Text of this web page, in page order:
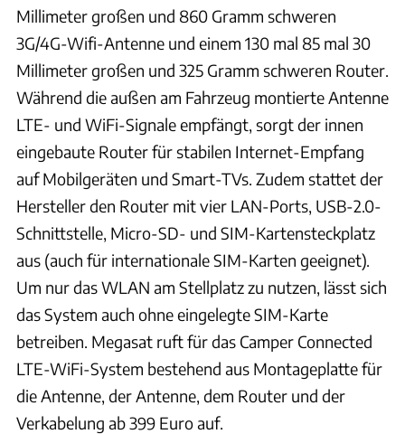
Millimeter großen und 860 Gramm schweren
3G/4G-Wifi-Antenne und einem 130 mal 85 mal 30
Millimeter großen und 325 Gramm schweren Router.
Während die außen am Fahrzeug montierte Antenne
LTE- und WiFi-Signale empfängt, sorgt der innen
eingebaute Router für stabilen Internet-Empfang
auf Mobilgeräten und Smart-TVs. Zudem stattet der
Hersteller den Router mit vier LAN-Ports, USB-2.0-
Schnittstelle, Micro-SD- und SIM-Kartensteckplatz
aus (auch für internationale SIM-Karten geeignet).
Um nur das WLAN am Stellplatz zu nutzen, lässt sich
das System auch ohne eingelegte SIM-Karte
betreiben. Megasat ruft für das Camper Connected
LTE-WiFi-System bestehend aus Montageplatte für
die Antenne, der Antenne, dem Router und der
Verkabelung ab 399 Euro auf.